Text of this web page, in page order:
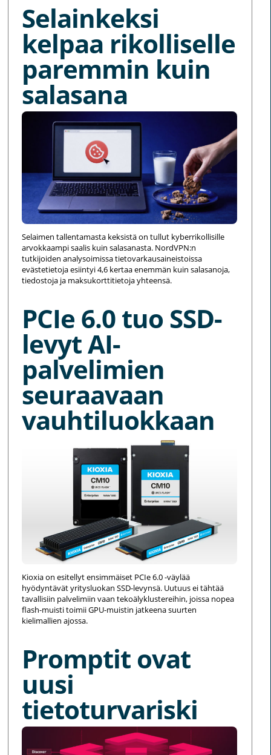
Selainkeksi
kelpaa rikolliselle
paremmin kuin
salasana
Selaimen tallentamasta keksistä on tullut kyberrikollisille
arvokkaampi saalis kuin salasanasta. NordVPN:n
tutkijoiden analysoimissa tietovarkausaineistoissa
evästetietoja esiintyi 4,6 kertaa enemmän kuin salasanoja,
tiedostoja ja maksukorttitietoja yhteensä.
PCIe 6.0 tuo SSD-
levyt AI-
palvelimien
seuraavaan
vauhtiluokkaan
Kioxia on esitellyt ensimmäiset PCIe 6.0 -väylää
hyödyntävät yritysluokan SSD-levynsä. Uutuus ei tähtää
tavallisiin palvelimiin vaan tekoälyklustereihin, joissa nopea
flash-muisti toimii GPU-muistin jatkeena suurten
kielimallien ajossa.
Promptit ovat
uusi
tietoturvariski